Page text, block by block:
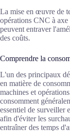
La mise en œuvre de
opérations CNC à axe
peuvent entraver
des coûts.
Comprendre la
L'un des principaux
en matière de
machines et
consomment
essentiel de surveiller
afin d'éviter les
entraîner des temps